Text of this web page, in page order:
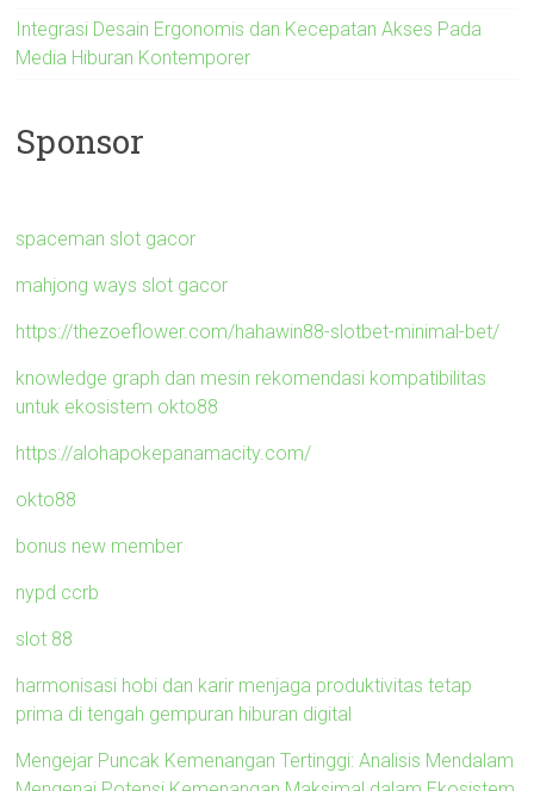
Integrasi Desain Ergonomis dan Kecepatan Akses Pada
Media Hiburan Kontemporer
Sponsor
spaceman slot gacor
mahjong ways slot gacor
https://thezoeflower.com/hahawin88-slotbet-minimal-bet/
knowledge graph dan mesin rekomendasi kompatibilitas
untuk ekosistem okto88
https://alohapokepanamacity.com/
okto88
bonus new member
nypd ccrb
slot 88
harmonisasi hobi dan karir menjaga produktivitas tetap
prima di tengah gempuran hiburan digital
Mengejar Puncak Kemenangan Tertinggi: Analisis Mendalam